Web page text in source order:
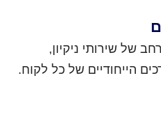
של שירותי ניקיון,
הייחודיים של כל לקוח.